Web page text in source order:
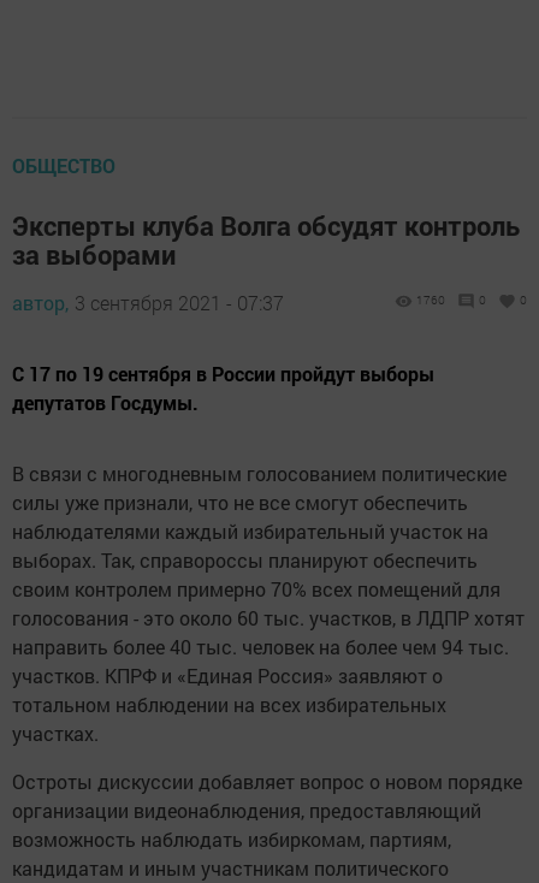
ОБЩЕСТВО
Эксперты клуба Волга обсудят контроль
за выборами
автор, 3 сентября 2021 - 07:37 1760 0 0
С 17 по 19 сентября в России пройдут выборы
депутатов Госдумы.
В связи с многодневным голосованием политические
силы уже признали, что не все смогут обеспечить
наблюдателями каждый избирательный участок на
выборах. Так, справороссы планируют обеспечить
своим контролем примерно 70% всех помещений для
голосования - это около 60 тыс. участков, в ЛДПР хотят
направить более 40 тыс. человек на более чем 94 тыс.
участков. КПРФ и «Единая Россия» заявляют о
тотальном наблюдении на всех избирательных
участках.
Остроты дискуссии добавляет вопрос о новом порядке
организации видеонаблюдения, предоставляющий
возможность наблюдать избиркомам, партиям,
кандидатам и иным участникам политического